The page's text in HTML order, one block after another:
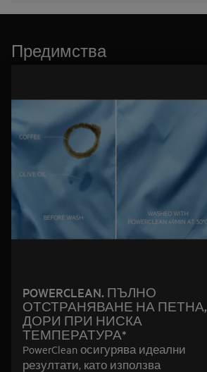
Предимства
POWERCLEAN. ПЪЛНО
ОТСТРАНЯВАНЕ НА ПЕТНА,
ДОРИ ПРИ НИСКА
ТЕМПЕРАТУРА*
PowerClean осигурява идеални
резултати, като използва